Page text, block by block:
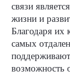
связи
жизни и
Благодаря их
самых
возможность